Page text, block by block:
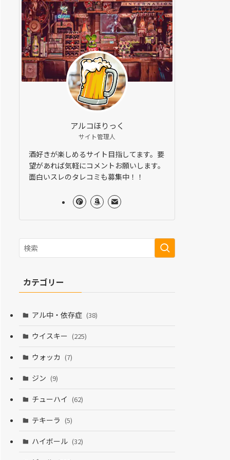
アルコほりっく
サイト管理人
酒好きが楽しめるサイト目指してます。要
望があれば気軽にコメントお願いします。
面白いスレのタレコミも募集中！！
カテゴリー
アル中・依存症 (38)
ウイスキー (225)
ウォッカ (7)
ジン (9)
チューハイ (62)
テキーラ (5)
ハイボール (32)